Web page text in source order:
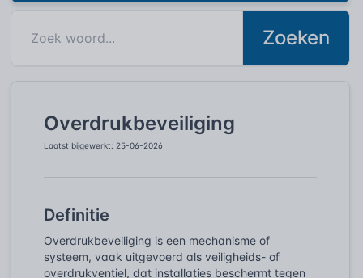
Zoeken
Overdrukbeveiliging
Laatst bijgewerkt: 25-06-2026
Definitie
Overdrukbeveiliging is een mechanisme of
systeem, vaak uitgevoerd als veiligheids- of
overdrukventiel, dat installaties beschermt tegen